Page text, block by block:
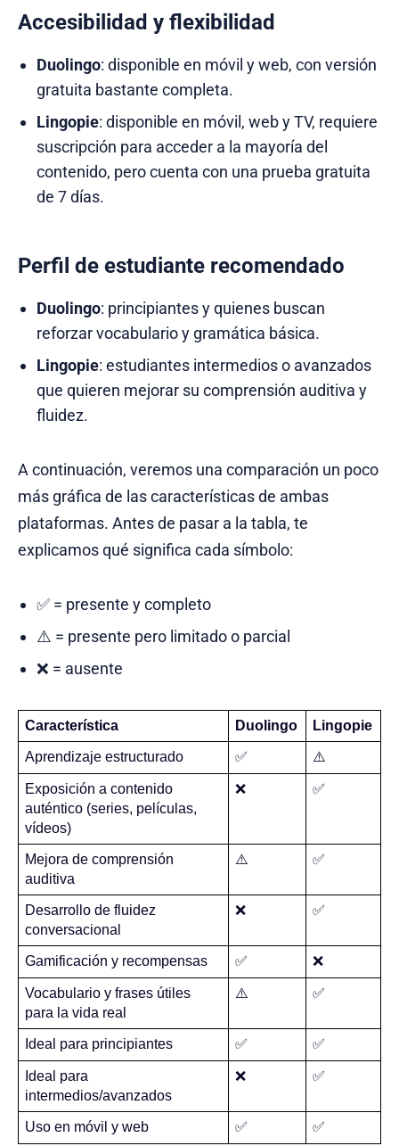
Accesibilidad y flexibilidad
Duolingo: disponible en móvil y web, con versión
gratuita bastante completa.
Lingopie: disponible en móvil, web y TV, requiere
suscripción para acceder a la mayoría del
contenido, pero cuenta con una prueba gratuita
de 7 días.
Perfil de estudiante recomendado
Duolingo: principiantes y quienes buscan
reforzar vocabulario y gramática básica.
Lingopie: estudiantes intermedios o avanzados
que quieren mejorar su comprensión auditiva y
fluidez.
A continuación, veremos una comparación un poco
más gráfica de las características de ambas
plataformas. Antes de pasar a la tabla, te
explicamos qué significa cada símbolo:
✅ = presente y completo
⚠️ = presente pero limitado o parcial
❌ = ausente
Característica Duolingo Lingopie
Aprendizaje estructurado ✅ ⚠️
Exposición a contenido
auténtico (series, películas,
vídeos)
❌ ✅
Mejora de comprensión
auditiva
⚠️ ✅
Desarrollo de fluidez
conversacional
❌ ✅
Gamificación y recompensas ✅ ❌
Vocabulario y frases útiles
para la vida real
⚠️ ✅
Ideal para principiantes ✅ ✅
Ideal para
intermedios/avanzados
❌ ✅
Uso en móvil y web ✅ ✅